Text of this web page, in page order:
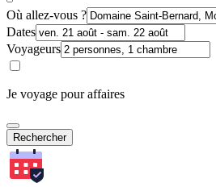
Où allez-vous ?
Dates
Voyageurs
Je voyage pour affaires
Rechercher